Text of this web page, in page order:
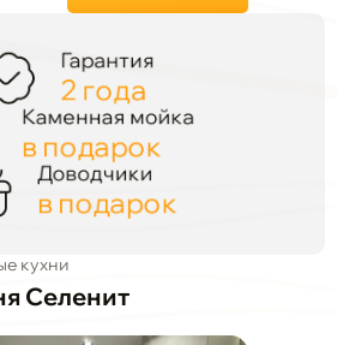
Гарантия
2 года
Каменная мойка
в подарок
Доводчики
в подарок
кухни
Селенит